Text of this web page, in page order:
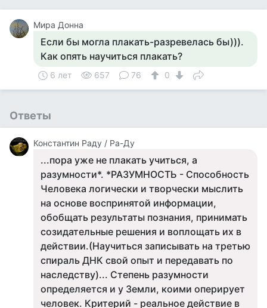
Мира Донна
Если бы могла плакать-разревелась бы))).
Как опять научиться плакать?
6 лет 657 76 0
Ответы
Константин Раду / Ра-Ду
...пора уже не плакать учиться, а
разумности*. *РАЗУМНОСТЬ - Способность
Человека логически и творчески мыслить
на основе воспринятой информации,
обобщать результаты познания, принимать
созидательные решения и воплощать их в
действии.(Научиться записывать на третью
спираль ДНК свой опыт и передавать по
наследству)... Степень разумности
определяется и у Земли, коими оперирует
человек. Критерий - реальное действие в